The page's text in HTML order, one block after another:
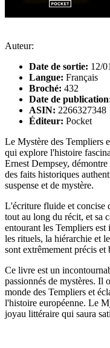
Auteur:
Date de sortie: 12/
Langue: Français
Broché: 432
Date de
ASIN: 2266327348
Éditeur: Pocket
Le Mystère des Templiers
qui explore l'histoire
Ernest Dempsey,
des faits historiques
suspense et de mystère.
L'écriture fluide et concise
tout au long du récit, et sa
entourant les Templiers
les rituels, la hiérarchie et
sont extrêmement précis et
Ce livre est un
passionnés de mystères. Il
monde des Templiers et
l'histoire européenne. Le
joyau littéraire qui saura